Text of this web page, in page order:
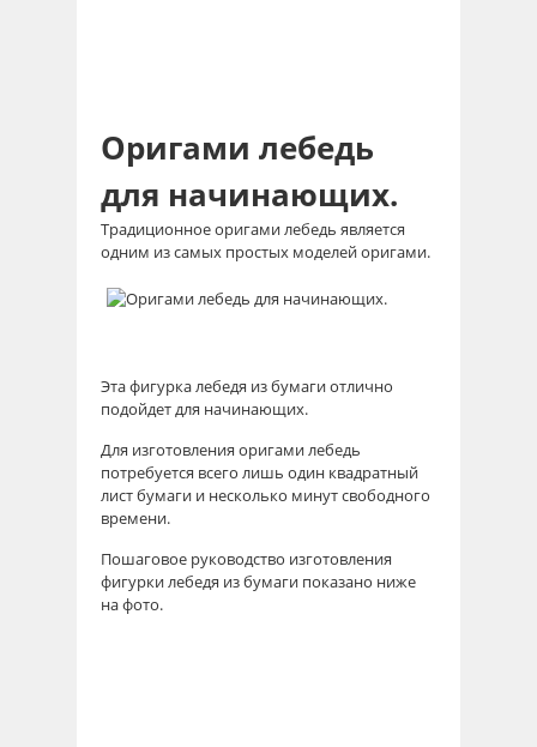
Оригами лебедь
для начинающих.
Традиционное оригами лебедь является
одним из самых простых моделей оригами.
Эта фигурка лебедя из бумаги отлично
подойдет для начинающих.
Для изготовления оригами лебедь
потребуется всего лишь один квадратный
лист бумаги и несколько минут свободного
времени.
Пошаговое руководство изготовления
фигурки лебедя из бумаги показано ниже
на фото.